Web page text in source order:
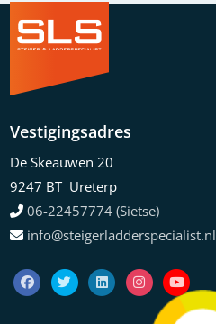
Vestigingsadres
De Skeauwen 20
9247 BT Ureterp
06-22457774 (Sietse)
info@steigerladderspecialist.nl